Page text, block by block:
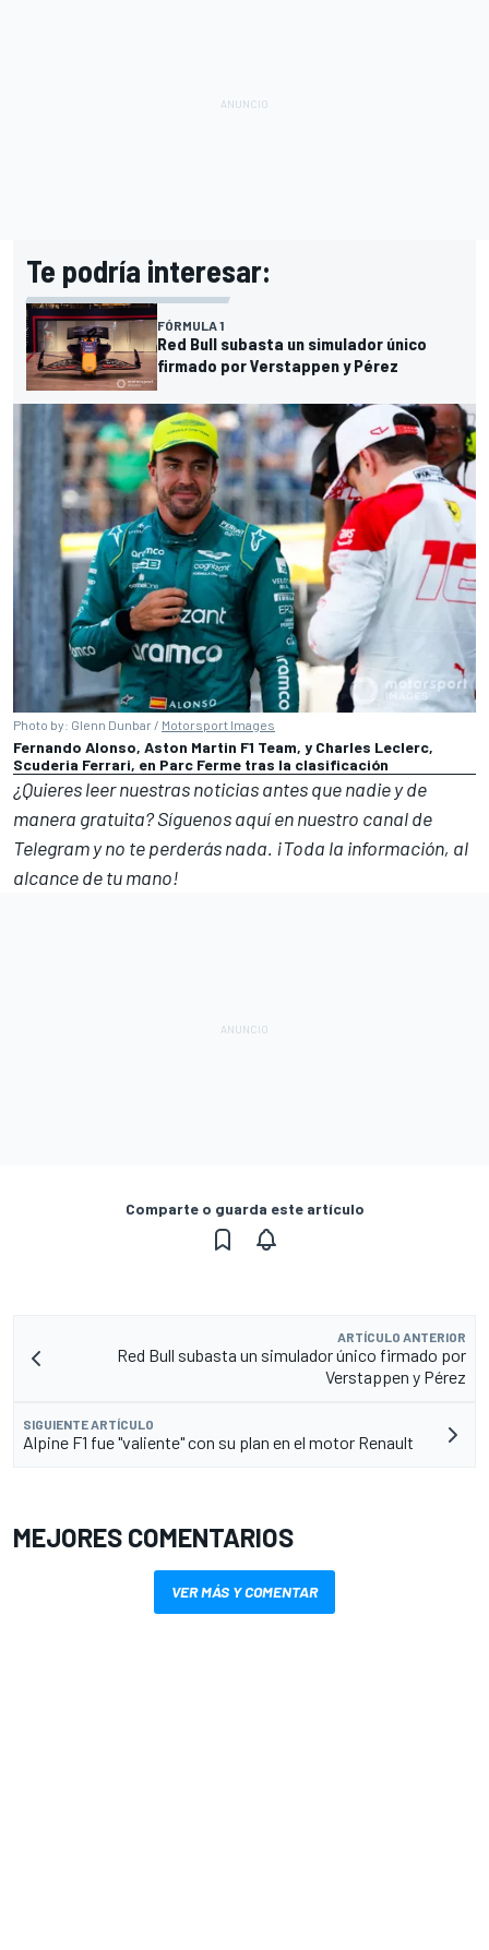
Te podría interesar:
FÓRMULA 1
Red Bull subasta un simulador único
firmado por Verstappen y Pérez
Photo by: Glenn Dunbar / Motorsport Images
Fernando Alonso, Aston Martin F1 Team, y Charles Leclerc,
Scuderia Ferrari, en Parc Ferme tras la clasificación
¿Quieres leer nuestras noticias antes que nadie y de
manera gratuita? Síguenosaquí en nuestro canal de
Telegramy no te perderás nada. ¡Toda la información, al
alcance de tu mano!
Comparte o guarda este artículo
ARTÍCULO ANTERIOR
Red Bull subasta un simulador único firmado por
Verstappen y Pérez
SIGUIENTE ARTÍCULO
Alpine F1 fue "valiente" con su plan en el motor Renault
MEJORES COMENTARIOS
VER MÁS Y COMENTAR